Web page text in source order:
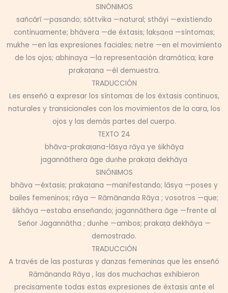
SINÓNIMOS
sañcārī —pasando; sāttvika —natural; sthāyi —existiendo
continuamente; bhāvera —de éxtasis; lakṣaṇa —síntomas;
mukhe —en las expresiones faciales; netre —en el movimiento
de los ojos; abhinaya —la representación dramática; kare
prakaṭana —él demuestra.
TRADUCCIÓN
Les enseñó a expresar los síntomas de los éxtasis continuos,
naturales y transicionales con los movimientos de la cara, los
ojos y las demás partes del cuerpo.
TEXTO 24
bhāva-prakaṭana-lāsya rāya ye śikhāya
jagannāthera āge duṅhe prakaṭa dekhāya
SINÓNIMOS
bhāva —éxtasis; prakaṭana —manifestando; lāsya —poses y
bailes femeninos; rāya — Rāmānanda Rāya ; vosotros —que;
śikhāya —estaba enseñando; jagannāthera āge —frente al
Señor Jagannātha ; duṅhe —ambos; prakaṭa dekhāya —
demostrado.
TRADUCCIÓN
A través de las posturas y danzas femeninas que les enseñó
Rāmānanda Rāya , las dos muchachas exhibieron
precisamente todas estas expresiones de éxtasis ante el